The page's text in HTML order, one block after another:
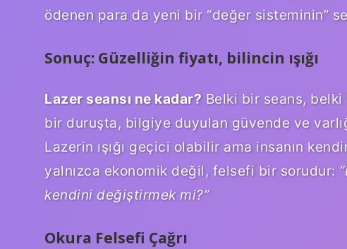
ödenen para da yeni bir “değer sisteminin”
Sonuç: Güzelliğin fiyatı, bilincin ışığı
Lazer seansı ne kadar?Belki bir seans, belki
bir duruşta, bilgiye duyulan güvende ve
Lazerin ışığı geçici olabilir ama insanın
yalnızca ekonomik değil, felsefi bir sorudur:
kendini değiştirmek mi?”
Okura Felsefi Çağrı